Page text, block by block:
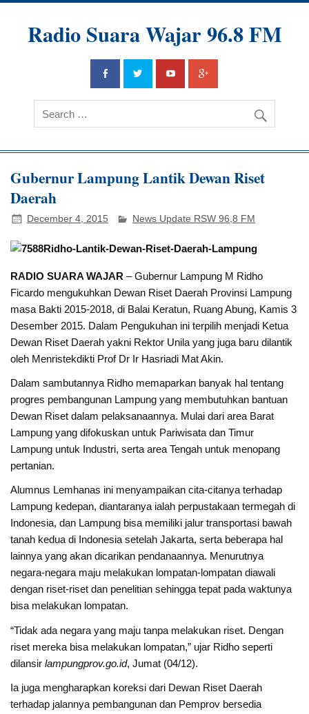
Radio Suara Wajar 96.8 FM
Gubernur Lampung Lantik Dewan Riset
Daerah
December 4, 2015 News Update RSW 96,8 FM
RADIO SUARA WAJAR – Gubernur Lampung M Ridho
Ficardo mengukuhkan Dewan Riset Daerah Provinsi Lampung
masa Bakti 2015-2018, di Balai Keratun, Ruang Abung, Kamis 3
Desember 2015. Dalam Pengukuhan ini terpilih menjadi Ketua
Dewan Riset Daerah yakni Rektor Unila yang juga baru dilantik
oleh Menristekdikti Prof Dr Ir Hasriadi Mat Akin.
Dalam sambutannya Ridho memaparkan banyak hal tentang
progres pembangunan Lampung yang membutuhkan bantuan
Dewan Riset dalam pelaksanaannya. Mulai dari area Barat
Lampung yang difokuskan untuk Pariwisata dan Timur
Lampung untuk Industri, serta area Tengah untuk menopang
pertanian.
Alumnus Lemhanas ini menyampaikan cita-citanya terhadap
Lampung kedepan, diantaranya ialah perpustakaan termegah di
Indonesia, dan Lampung bisa memiliki jalur transportasi bawah
tanah kedua di Indonesia setelah Jakarta, serta beberapa hal
lainnya yang akan dicarikan pendanaannya. Menurutnya
negara-negara maju melakukan lompatan-lompatan diawali
dengan riset-riset dan penelitian sehingga tepat pada waktunya
bisa melakukan lompatan.
“Tidak ada negara yang maju tanpa melakukan riset. Dengan
riset mereka bisa melakukan lompatan,” ujar Ridho seperti
dilansirlampungprov.go.id, Jumat (04/12).
Ia juga mengharapkan koreksi dari Dewan Riset Daerah
terhadap jalannya pembangunan dan Pemprov bersedia